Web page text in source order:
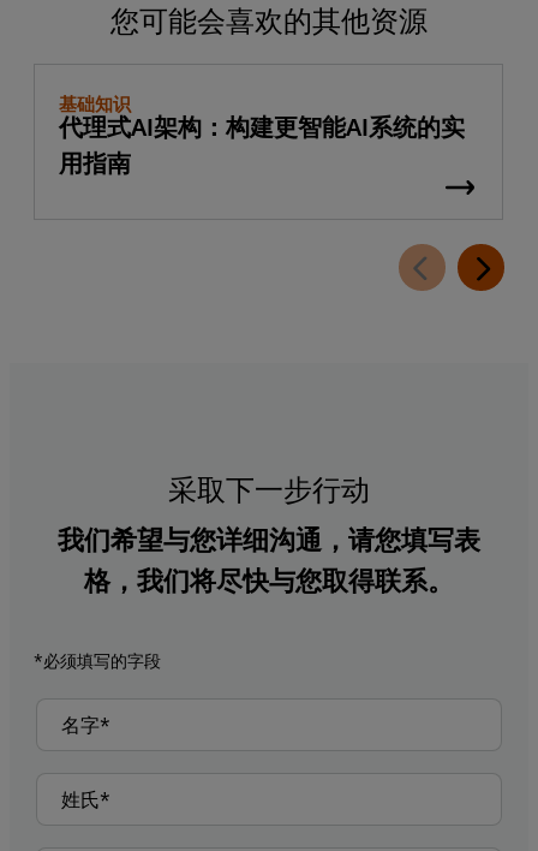
您可能会喜欢的其他资源
基础知识
代理式AI架构：构建更智能AI系统的实
用指南
采取下一步行动
我们希望与您详细沟通，请您填写表
格，我们将尽快与您取得联系。
*必须填写的字段